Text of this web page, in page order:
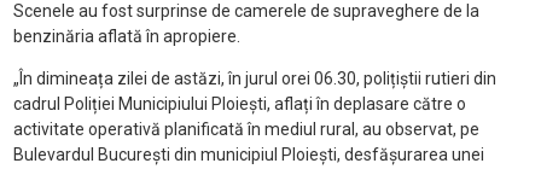
Scenele au fost surprinse de camerele de supraveghere de la
benzinăria aflată în apropiere.
„În dimineața zilei de astăzi, în jurul orei 06.30, polițiștii rutieri din
cadrul Poliției Municipiului Ploiești, aflați în deplasare către o
activitate operativă planificată în mediul rural, au observat, pe
Bulevardul București din municipiul Ploiești, desfășurarea unei